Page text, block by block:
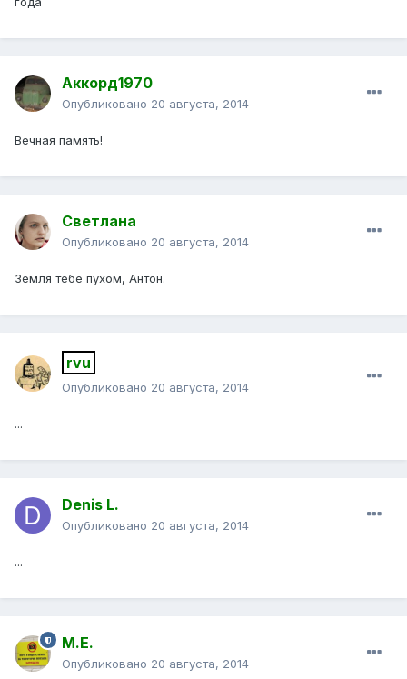
Аккорд1970
Опубликовано 20 августа, 2014
Вечная память!
Светлана
Опубликовано 20 августа, 2014
Земля тебе пухом, Антон.
rvu
Опубликовано 20 августа, 2014
...
Denis L.
Опубликовано 20 августа, 2014
...
М.Е.
Опубликовано 20 августа, 2014